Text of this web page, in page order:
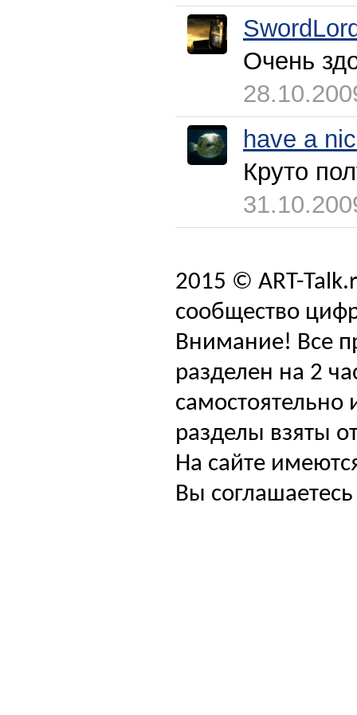
Очень
have a
Круто
2015 © ART-
сообщество
Внимание! Все
разделен на 2
самостоятельно
разделы взяты
На сайте
Вы